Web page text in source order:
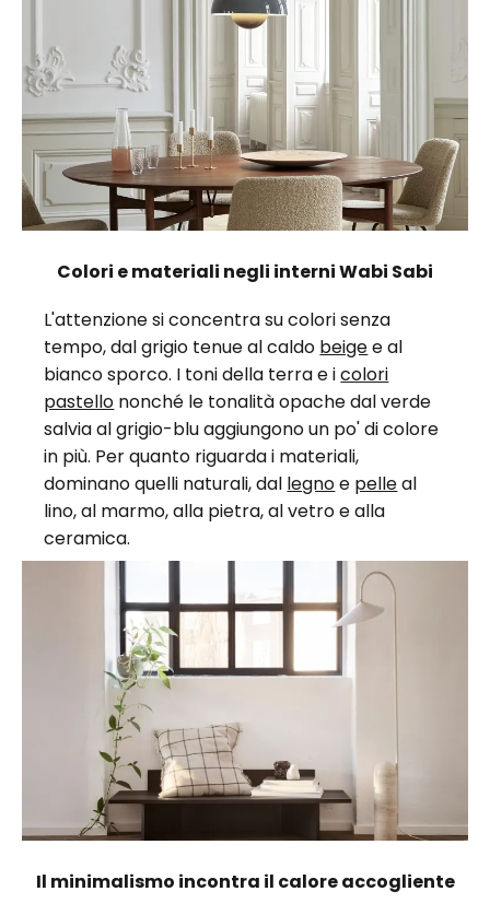
Colori e materiali negli interni Wabi Sabi
L'attenzione si concentra su colori senza
tempo, dal grigio tenue al caldo beigee al
bianco sporco. I toni della terra e icolori
pastello nonché le tonalità opache dal verde
salvia al grigio-blu aggiungono un po' di colore
in più. Per quanto riguarda i materiali,
dominano quelli naturali, dal legnoe pelleal
lino, al marmo, alla pietra, al vetro e alla
ceramica.
Il minimalismo incontra il calore accogliente